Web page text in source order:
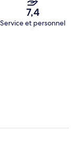
7,4
Service et personnel